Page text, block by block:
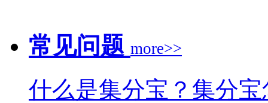
常见问题 more>>
什么是集分宝？集分